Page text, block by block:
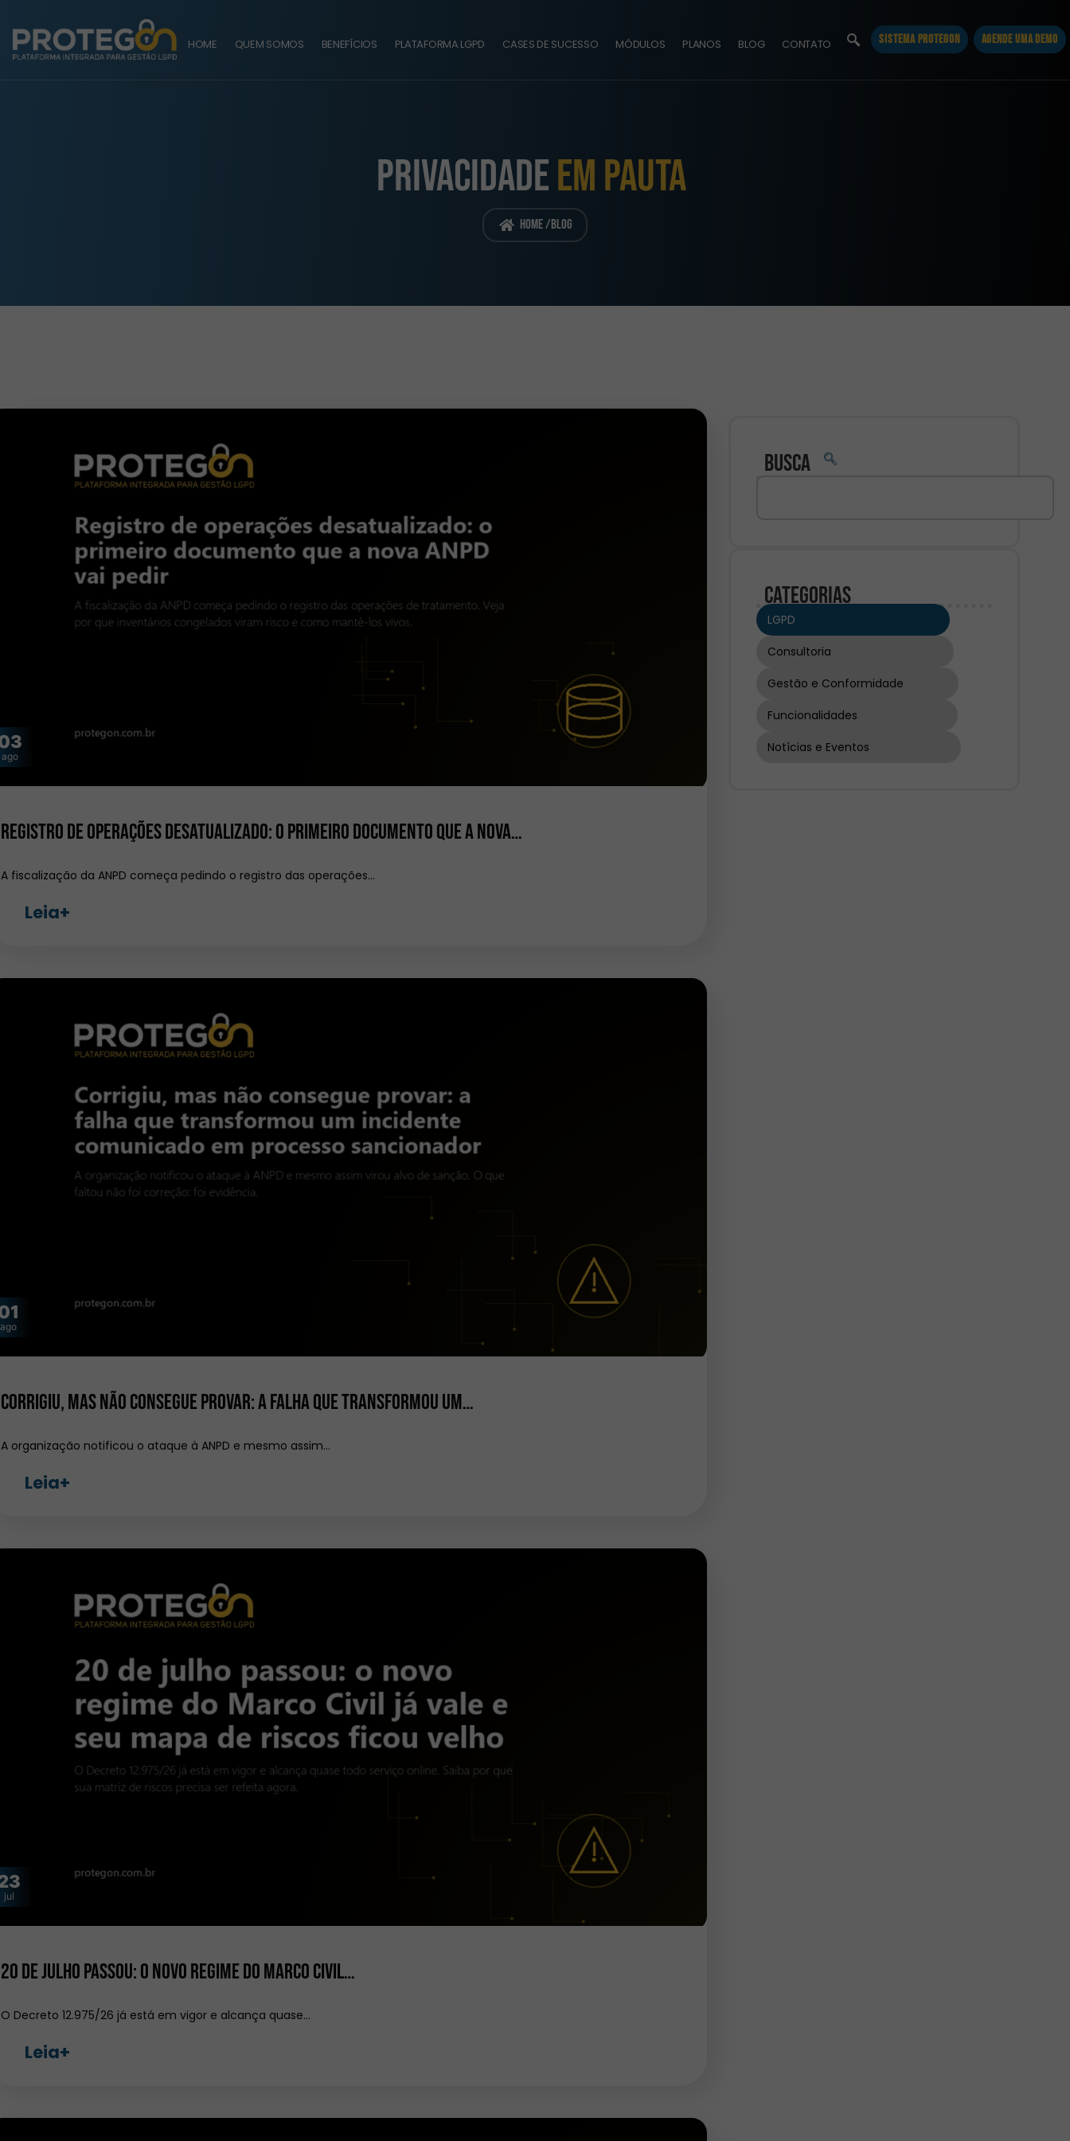
HOME QUEM SOMOS BENEFÍCIOS PLATAFORMA LGPD CASES DE SUCESSO MÓDULOS PLANOS BLOG CONTATO SISTEMA PROTEGON AGENDE UMA DEMO
PRIVACIDADEEM PAUTA
Home /Blog
ago
Registro de operações desatualizado: o primeiro documento que a nova…
A fiscalização da ANPD começa pedindo o registro das operações…
Leia+
ago
Corrigiu, mas não consegue provar: a falha que transformou um…
A organização notificou o ataque à ANPD e mesmo assim…
Leia+
jul
20 de julho passou: o novo regime do Marco Civil…
O Decreto 12.975/26 já está em vigor e alcança quase…
Leia+
Busca
Categorias
LGPD
Consultoria
Gestão e Conformidade
Funcionalidades
Notícias e Eventos